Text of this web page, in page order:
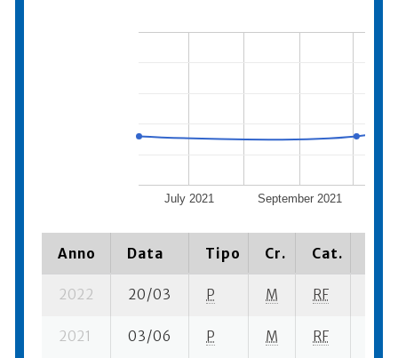
July 2021 September 2021
Anno Data Tipo Cr. Cat.
2022 20/03 P M RF
2021 03/06 P M RF